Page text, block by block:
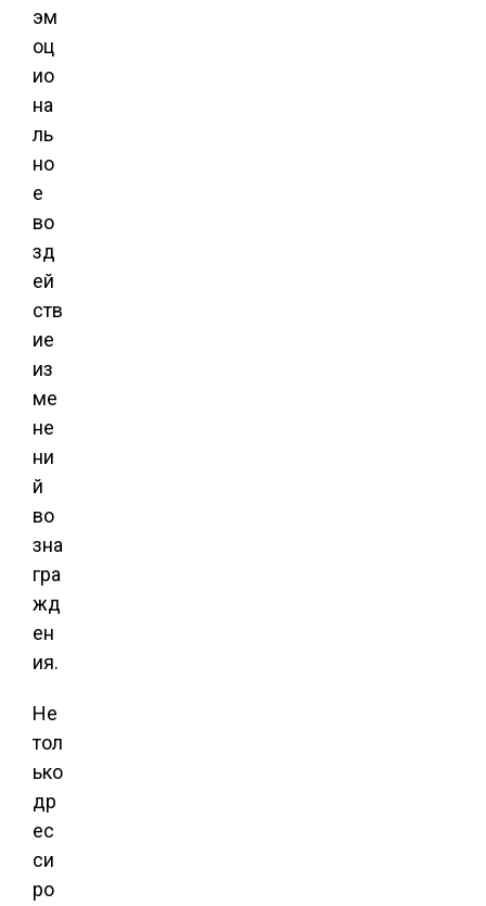
эм
оц
ио
на
ль
но
е
во
зд
ей
ств
ие
из
ме
не
ни
й
во
зна
гра
жд
ен
ия.
Не
тол
ько
др
ес
си
ро